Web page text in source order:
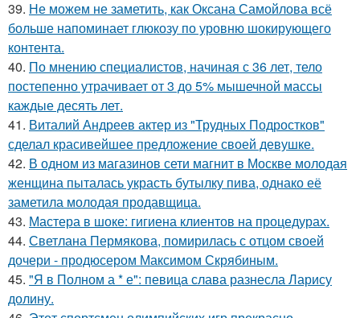
39. Не можем не заметить, как Оксана Самойлова всё
больше напоминает глюкозу по уровню шокирующего
контента.
40. По мнению специалистов, начиная с 36 лет, тело
постепенно утрачивает от 3 до 5% мышечной массы
каждые десять лет.
41. Виталий Андреев актер из "Трудных Подростков"
сделал красивейшее предложение своей девушке.
42. В одном из магазинов сети магнит в Москве молодая
женщина пыталась украсть бутылку пива, однако её
заметила молодая продавщица.
43. Мастера в шоке: гигиена клиентов на процедурах.
44. Светлана Пермякова, помирилась с отцом своей
дочери - продюсером Максимом Скрябиным.
45. "Я в Полном а * е": певица слава разнесла Ларису
долину.